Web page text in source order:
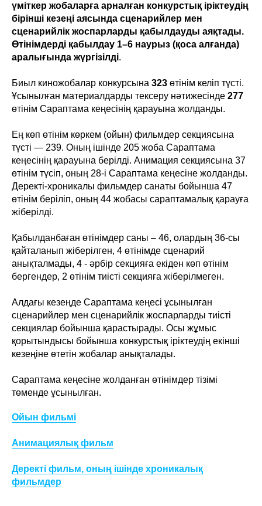
үміткер жобаларға арналған конкурстық іріктеудің
бірінші кезеңі аясында сценарийлер мен
сценарийлік жоспарларды қабылдауды аяқтады.
Өтінімдерді қабылдау 1–6 наурыз (қоса алғанда)
аралығында жүргізілді.
Биыл киножобалар конкурсына 323 өтінім келіп түсті.
Ұсынылған материалдарды тексеру нәтижесінде 277
өтінім Сараптама кеңесінің қарауына жолданды.
Ең көп өтінім көркем (ойын) фильмдер секциясына
түсті — 239. Оның ішінде 205 жоба Сараптама
кеңесінің қарауына берілді. Анимация секциясына 37
өтінім түсіп, оның 28-і Сараптама кеңесіне жолданды.
Деректі-хроникалы фильмдер санаты бойынша 47
өтінім беріліп, оның 44 жобасы сараптамалық қарауға
жіберілді.
Қабылданбаған өтінімдер саны – 46, олардың 36-сы
қайталанып жіберілген, 4 өтінімде сценарий
анықталмады, 4 - әрбір секцияға екіден көп өтінім
бергендер, 2 өтінім тиісті секцияға жіберілмеген.
Алдағы кезеңде Сараптама кеңесі ұсынылған
сценарийлер мен сценарийлік жоспарларды тиісті
секциялар бойынша қарастырады. Осы жұмыс
қорытындысы бойынша конкурстық іріктеудің екінші
кезеңіне өтетін жобалар анықталады.
Сараптама кеңесіне жолданған өтінімдер тізімі
төменде ұсынылған.
Ойын фильмі
Анимациялық фильм
Деректі фильм, оның ішінде хроникалық
фильмдер